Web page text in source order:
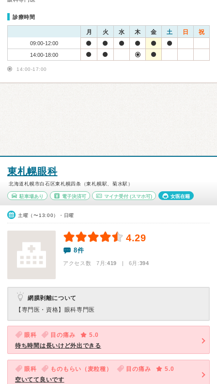
診療時間
月 火 水 木 金 土 日 祝
09:00-12:00
14:00-18:00
14:00-17:00
東札幌眼科
北海道札幌市白石区東札幌四条（東札幌駅、菊水駅）
駐車場あり 電子決済可 マイナ受付 (スマホ可) 女医在籍
土曜（〜13:00）・日曜
4.29
8件
アクセス数 7月:419 | 6月:394
網膜剥離について
【専門医・資格】 眼科専門医
眼科 目の痛み
5.0
待ち時間は長いけど外出できる
眼科 ものもらい（麦粒種） 目の痛み
5.0
空いてて良いです